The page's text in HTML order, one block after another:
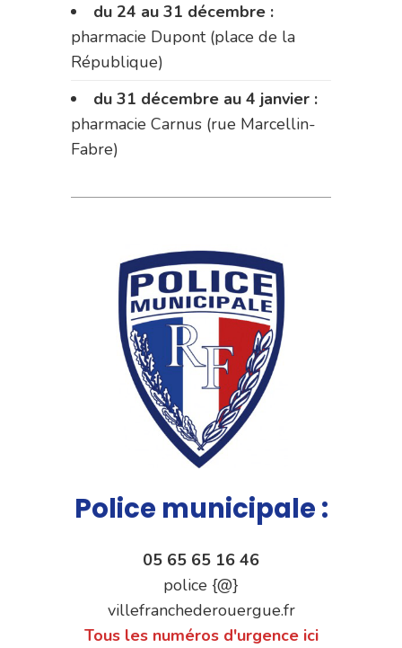
du 24 au 31 décembre :
pharmacie Dupont (place de la
République)
du 31 décembre au 4 janvier :
pharmacie Carnus (rue Marcellin-
Fabre)
Police municipale :
05 65 65 16 46
police {@}
villefranchederouergue.fr
Tous les numéros d'urgence ici